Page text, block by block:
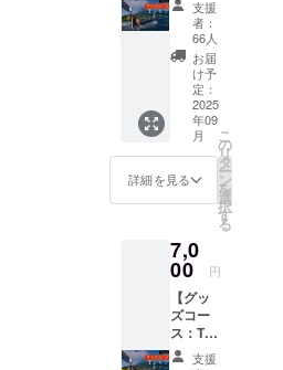
と始められ
るものでは
ん。自然の
海を安全に
楽しむため
には、多く
の方々の理
欠かせませ
ん。鹿児島
には、漁協
や港の関係
者をはじ
め、地元の
される
フリー
ダイビ
ング国
際大会
のク
ロージ
ング
パー
ティー
日程：
2025年
9月23日
16:30
受付開
始
17:00
ツ】 ■
Volcano
Cupオ
リジナ
ルＴ
シャツ
※ 桜島
在住の
山下ゆ
りなさ
んがデ
ザイ
サイ
ズ：S・
M・L・
XXXL
・素
材：綿
100%
支援
者：
66人
お届
け予
定：
2025
年09
月
詳細を見る
こ
の
リ
タ
ー
ン
を
選
択
す
る
7,0
00 円
【グッ
ズコー
ス：T
シャ支援